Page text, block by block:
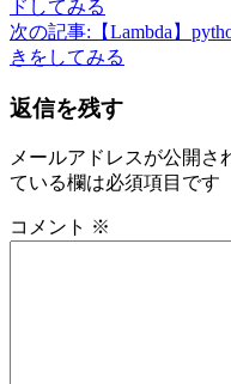
ドしてみる
次の記事: 【Lambda】
きをしてみる
返信を残す
メールアドレスが公開さ
ている欄は必須項目です
コメント ※